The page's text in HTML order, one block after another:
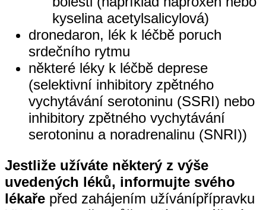
kyselina acetylsalicylová)
dronedaron, lék k léčbě poruch
srdečního rytmu
některé léky k léčbě deprese
(selektivní inhibitory zpětného
vychytávání serotoninu (SSRI) nebo
inhibitory zpětného vychytávání
serotoninu a noradrenalinu (SNRI))
Jestliže užíváte některý z výše
uvedených léků, informujte svého
lékaře před zahájením užívánípřípravku